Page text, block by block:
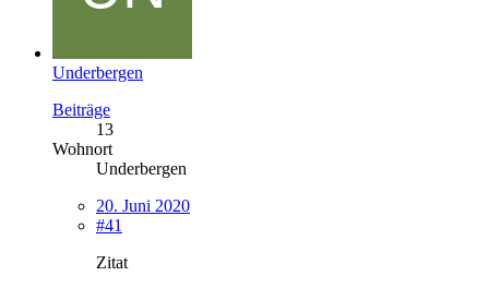
Underbergen
Beiträge
13
Wohnort
Underbergen
20. Juni 2020
#41
Zitat